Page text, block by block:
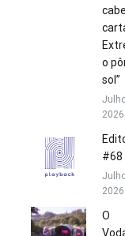
o
sol”
2026
#68
2026
O